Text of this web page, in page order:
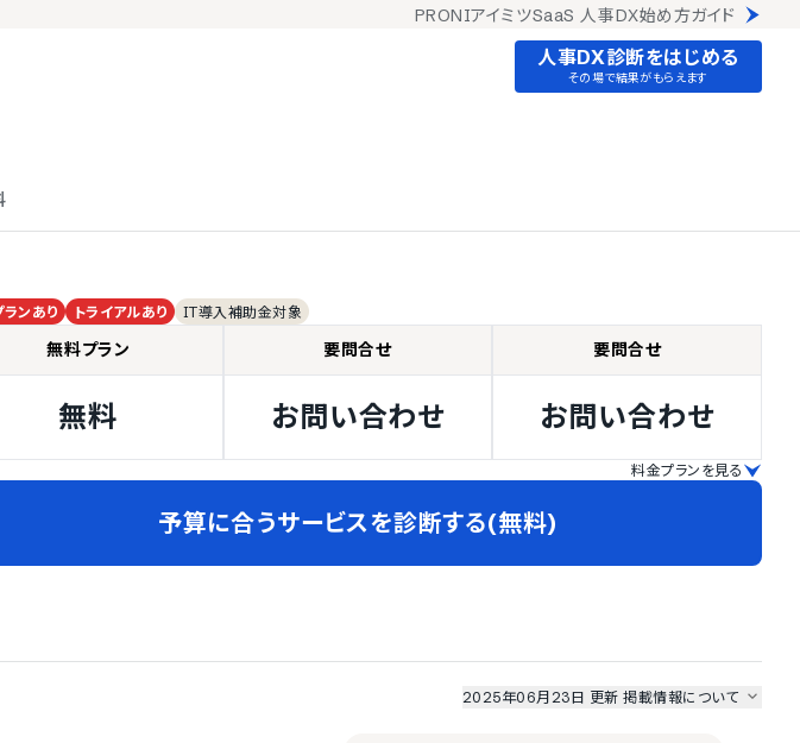
PRONIアイミツSaaS 人事DX始め方ガイド
人事DX診断をはじめる
その場で結果がもらえます
ンあり トライアルあり IT導入補助金対象
無料プラン
無料
要問合せ
お問い合わせ
要問合せ
お問い合わせ
料金プランを見る
予算に合うサービスを診断する(無料)
2025年06月23日 更新掲載情報について